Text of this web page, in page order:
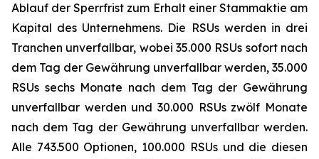
Ablauf der Sperrfrist zum Erhalt einer Stammaktie am
Kapital des Unternehmens. Die RSUs werden in drei
Tranchen unverfallbar, wobei 35.000 RSUs sofort nach
dem Tag der Gewährung unverfallbar werden, 35.000
RSUs sechs Monate nach dem Tag der Gewährung
unverfallbar werden und 30.000 RSUs zwölf Monate
nach dem Tag der Gewährung unverfallbar werden.
Alle 743.500 Optionen, 100.000 RSUs und die diesen